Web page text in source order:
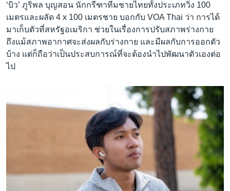
‘บิว’ ภูริพล บุญสอน นักกรีฑาทีมชายไทยทั้งประเภทวิ่ง 100
เมตรและผลัด 4 x 100 เมตรชาย บอกกับ VOA Thai ว่า การได้
มาเก็บตัวที่สหรัฐอเมริกา ช่วยในเรื่องการปรับสภาพร่างกาย
ถึงแม้สภาพอากาศจะส่งผลกับร่างกาย และมีผลกับการออกตัว
บ้าง แต่ก็ถือว่าเป็นประสบการณ์ที่จะต้องนำไปพัฒนาตัวเองต่อ
ไป